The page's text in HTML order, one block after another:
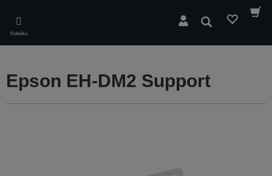
main
content
Nabídka
Hledat
Epson EH-DM2 Support